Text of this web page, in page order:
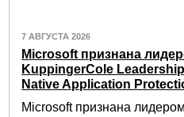
7 АВГУСТА 2026
Microsoft признана
KuppingerCole
Native Application
Microsoft признана